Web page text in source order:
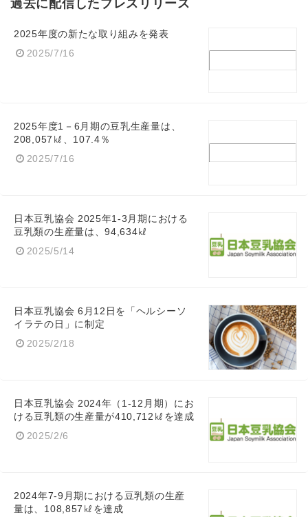
過去に配信したプレスリリース
2025年度の新たな取り組みを発表
2025/7/16
2025年度1－6月期の豆乳生産量は、
208,057㎘、107.4％
2025/7/16
日本豆乳協会 2025年1-3月期における
豆乳類の生産量は、94,634㎘
2025/5/14
日本豆乳協会 6月12日を「ヘルシーソ
イラテの日」に制定
2025/2/18
日本豆乳協会 2024年（1-12月期）にお
ける豆乳類の生産量が410,712㎘を達成
2025/2/6
2024年7-9月期における豆乳類の生産
量は、108,857㎘を達成